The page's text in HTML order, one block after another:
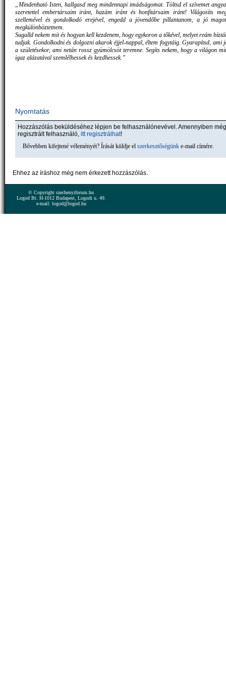
„Mindenható Isten, hallgasd meg mindennapi imádságomat. Töltsd el szívemet
szeretettel embertársaim iránt, hazám iránt és honfitársaim iránt! Világosíts
szellemével és gondolkodó erejével, engedd a jövendőbe pillantanom, a jó
megkülönböztetnem.
Sugalld nekem mit és hogyan kell kezdenem, hogy egykoron a tőkével, melyet reám
tudjak. Gondolkodni és dolgozni akarok éjjel-nappal, éltem fogytáig. Gyarapítsd, ami
a születésekor, ami netán rossz gyümölcsöt teremne. Segíts nekem, hogy a világon
igaz alázatával szemlélhessek és kezdhessek.”
Nyomtatás
Hozzászólás beküldéséhez lépjen be felhasználónevével. Amennyiben
regisztrált felhasználó, itt regisztrálhat!
Bővebben kifejtené véleményét? Írását küldje el szerkesztőségünk e-mail címére.
Ehhez az íráshoz még nem érkezett hozzászólás.
© Copyright szechenyiforum.hu
Logod Bt. H-1012 Budapest, Logodi u. 49.
e-mail: logod@logod.hu